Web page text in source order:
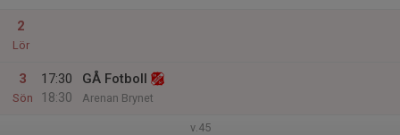
2
Lör
3
Sön
17:30
18:30
GÅ Fotboll
Arenan Brynet
v.45